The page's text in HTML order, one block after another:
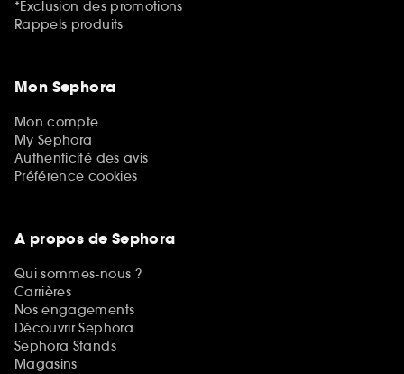
*Exclusion des promotions
Rappels produits
Mon Sephora
Mon compte
My Sephora
Authenticité des avis
Préférence cookies
A propos de Sephora
Qui sommes-nous ?
Carrières
Nos engagements
Découvrir Sephora
Sephora Stands
Magasins